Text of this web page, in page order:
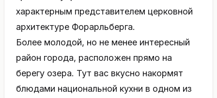
характерным представителем церковной
архитектуре Форарльберга.
Более молодой, но не менее интересный
район города, расположен прямо на
берегу озера. Тут вас вкусно накормят
блюдами национальной кухни в одном из